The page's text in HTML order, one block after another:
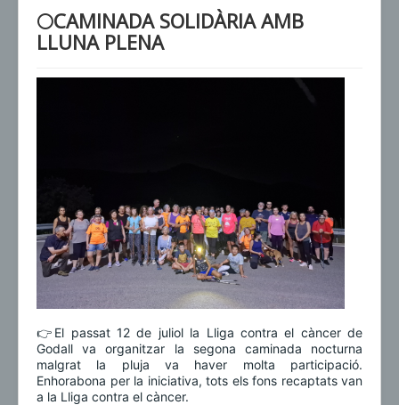
🌕CAMINADA SOLIDÀRIA AMB
LLUNA PLENA
👉El passat 12 de juliol la Lliga contra el càncer de
Godall va organitzar la segona caminada nocturna
malgrat la pluja va haver molta participació.
Enhorabona per la iniciativa, tots els fons recaptats van
a la Lliga contra el càncer.